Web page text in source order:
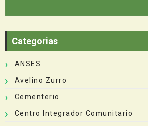
Categorias
ANSES
Avelino Zurro
Cementerio
Centro Integrador Comunitario